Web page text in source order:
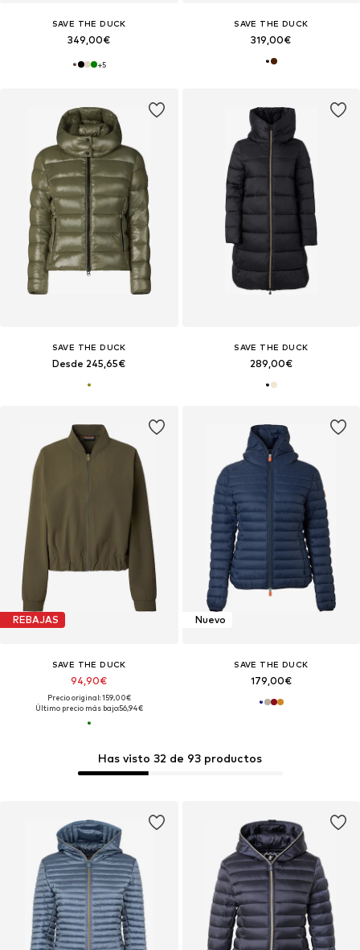
SAVE THE DUCK
349,00€
+5
SAVE THE DUCK
319,00€
Has visto 32 de 93 productos
SAVE THE DUCK
Desde 245,65€
SAVE THE DUCK
289,00€
REBAJAS
SAVE THE DUCK
94,90€
Precio original: 159,00€
Último precio más bajo:56,94€
Nuevo
SAVE THE DUCK
179,00€